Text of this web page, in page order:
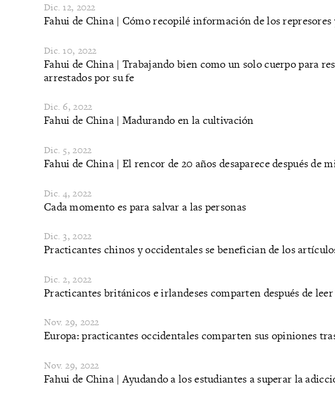
Dic. 12, 2022
​Fahui de China | Cómo recopilé información de los represores
Dic. 10, 2022
Fahui de China | Trabajando bien como un solo cuerpo para
arrestados por su fe
Dic. 6, 2022
​Fahui de China | Madurando en la cultivación
Dic. 5, 2022
Fahui de China | El rencor de 20 años desaparece después de
Dic. 4, 2022
Cada momento es para salvar a las personas
Dic. 3, 2022
Practicantes chinos y occidentales se benefician de los
Dic. 2, 2022
Practicantes británicos e irlandeses comparten después de
Nov. 29, 2022
​Europa: practicantes occidentales comparten sus opiniones
Nov. 29, 2022
​Fahui de China | Ayudando a los estudiantes a superar la